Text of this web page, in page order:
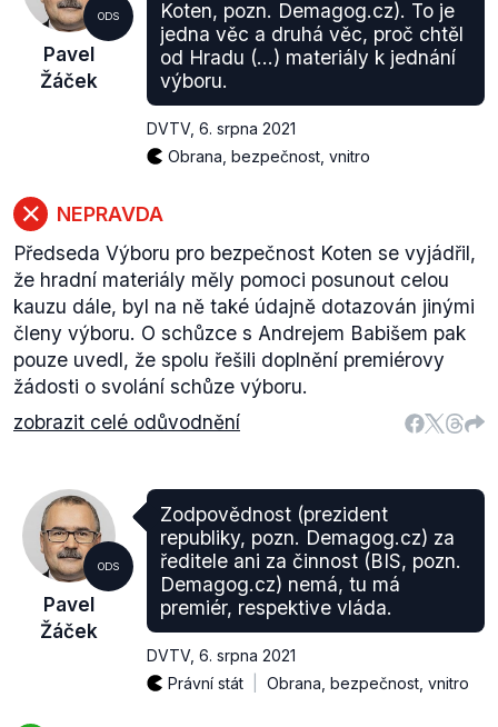
ODS
Pavel
Žáček
Koten, pozn. Demagog.cz). To je
jedna věc a druhá věc, proč chtěl
od Hradu (...) materiály k jednání
výboru.
DVTV, 6. srpna 2021
Obrana, bezpečnost, vnitro
NEPRAVDA
Předseda Výboru pro bezpečnost Koten se vyjádřil,
že hradní materiály měly pomoci posunout celou
kauzu dále, byl na ně také údajně dotazován jinými
členy výboru. O schůzce s Andrejem Babišem pak
pouze uvedl, že spolu řešili doplnění premiérovy
žádosti o svolání schůze výboru.
zobrazit celé odůvodnění
ODS
Pavel
Žáček
Zodpovědnost (prezident
republiky, pozn. Demagog.cz) za
ředitele ani za činnost (BIS, pozn.
Demagog.cz) nemá, tu má
premiér, respektive vláda.
DVTV, 6. srpna 2021
Právní stát
Obrana, bezpečnost, vnitro